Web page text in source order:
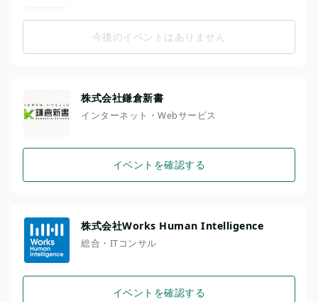
今後のイベントはありません
株式会社鎌倉新書
インターネット・Webサービス
イベントを確認する
株式会社Works Human Intelligence
総合・ITコンサル
イベントを確認する